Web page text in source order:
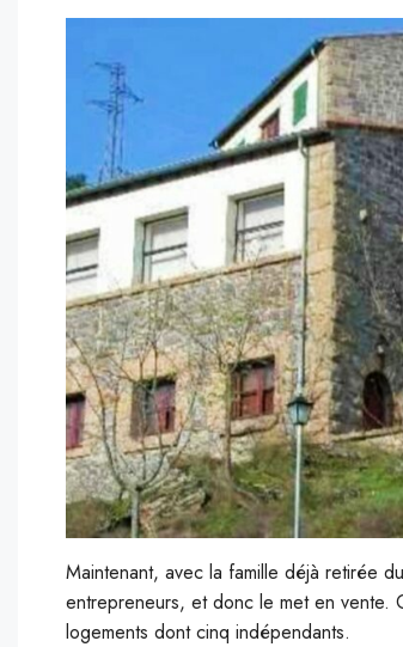
Maintenant, avec la famille déjà retirée
entrepreneurs, et donc le met en vente.
logements dont cinq indépendants.